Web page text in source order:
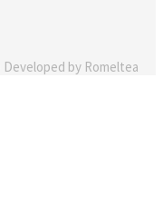
Developed by Romeltea